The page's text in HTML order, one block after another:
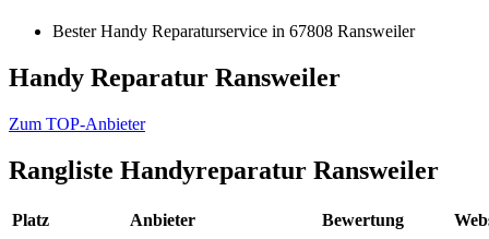
Bester Handy Reparaturservice in 67808 Ransweiler
Handy Reparatur Ransweiler
Zum TOP-Anbieter
Rangliste Handyreparatur Ransweiler
Platz Anbieter Bewertung